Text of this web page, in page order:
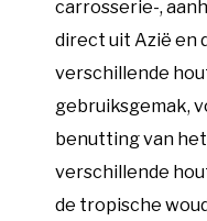
carrosserie-,
direct uit Azië en
verschillende
gebruiksgemak,
benutting van
verschillende
de tropische